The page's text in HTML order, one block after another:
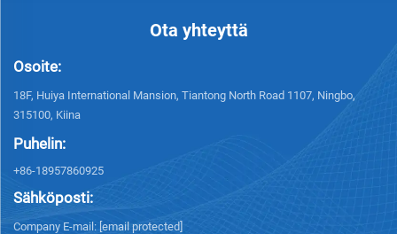
Ota yhteyttä
Osoite:
18F, Huiya International Mansion, Tiantong North Road 1107, Ningbo,
315100, Kiina
Puhelin:
+86-18957860925
Sähköposti:
Company E-mail: [email protected]